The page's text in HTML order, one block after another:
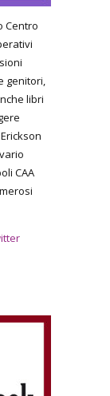
Centro
genitori,
libri
CAA